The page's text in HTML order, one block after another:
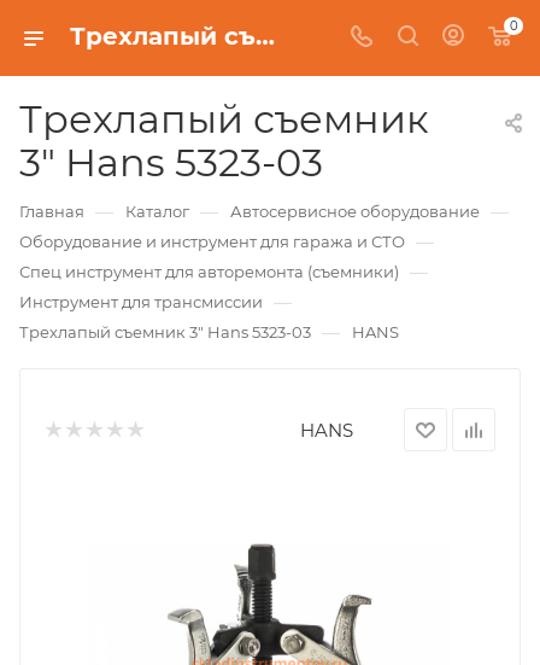
Трехлапый съемник 3" Hans 5323-03 0
Трехлапый съемник
3" Hans 5323-03
Главная — Каталог — Автосервисное оборудование —
Оборудование и инструмент для гаража и СТО —
Спец инструмент для авторемонта (съемники) —
Инструмент для трансмиссии —
Трехлапый съемник 3" Hans 5323-03 — HANS
HANS